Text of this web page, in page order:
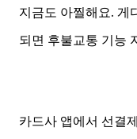
지금도 아찔해요. 게
되면 후불교통 기능
카드사 앱에서 선결